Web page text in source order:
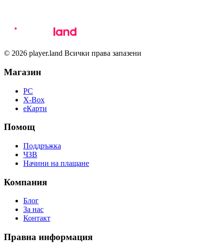
© 2026 player.land Всички права запазени
Магазин
PC
X-Box
eКарти
Помощ
Поддръжка
ЧЗВ
Начини на плащане
Компания
Блог
За нас
Контакт
Правна информация